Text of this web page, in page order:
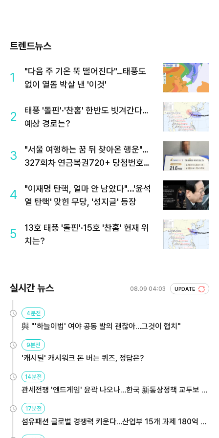
트렌드뉴스
1
"다음 주 기온 뚝 떨어진다"…태풍도
없이 열돔 박살 낸 '이것'
2
태풍 '돌핀'·'찬홈' 한반도 빗겨간다…
예상 경로는?
3
"서울 여행하는 꿈 뒤 찾아온 행운"…
327회차 연금복권720+ 당첨번호조
4
"이재명 탄핵, 얼마 안 남았다"...'윤석
열 탄핵' 맞힌 무당, '성지글' 등장
5
13호 태풍 '돌핀'·15호 '찬홈' 현재 위
치는?
실시간 뉴스 08.09 04:03 UPDATE
4분전
與 "'하늘이법' 여야 공동 발의 괜찮아…그것이 협치"
9분전
'캐시딜' 캐시워크 돈 버는 퀴즈, 정답은?
14분전
관세전쟁 '엔드게임' 윤곽 나오나…한국 新통상정책 교두보 활
용해야
17분전
섬유패션 글로벌 경쟁력 키운다…산업부 15개 과제 180억 지
원